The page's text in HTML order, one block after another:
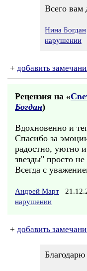
Всего вам
Нина Богдан
нарушении
+ добавить
Рецензия на «
Богдан)
Вдохновенно и
Спасибо за
радостно, уютно
звезды" просто
Всегда с
Андрей Март
нарушении
+ добавить